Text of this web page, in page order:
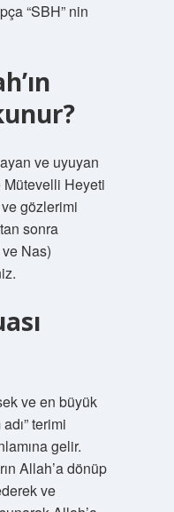
“SBH” nin
ve uyuyan
Heyeti
gözlerimi
sonra
Nas)
ve en büyük
terimi
gelir.
Allah’a dönüp
ve